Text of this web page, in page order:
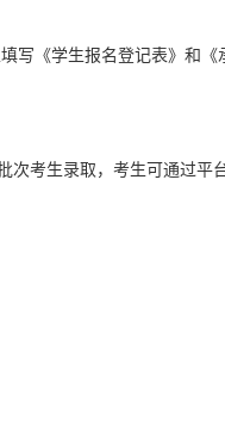
写《学生报名登记表》和《
考生录取，考生可通过平